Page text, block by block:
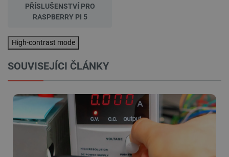
PŘÍSLUŠENSTVÍ PRO
RASPBERRY PI 5
High-contrast mode
SOUVISEJÍCI ČLÁNKY